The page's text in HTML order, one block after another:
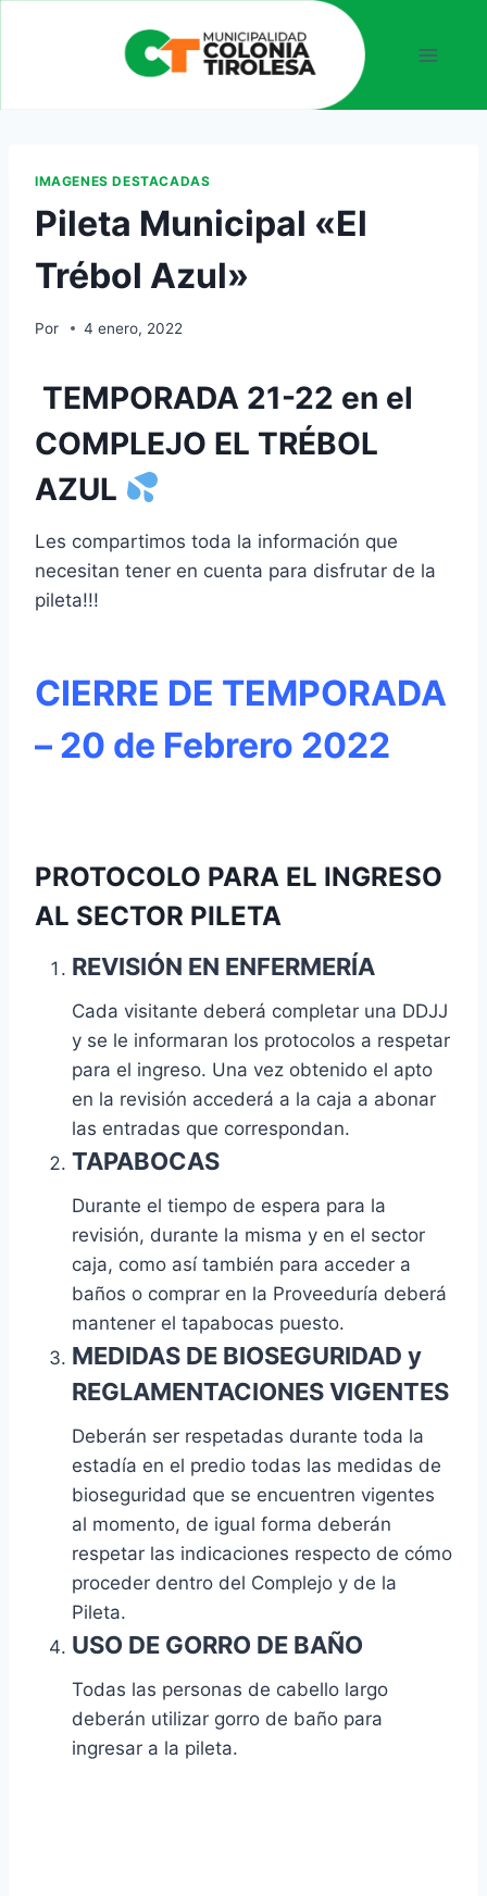
IMAGENES DESTACADAS
Pileta Municipal «El
Trébol Azul»
Por 4 enero, 2022
TEMPORADA 21-22 en el
COMPLEJO EL TRÉBOL
AZUL
Les compartimos toda la información que
necesitan tener en cuenta para disfrutar de la
pileta!!!
CIERRE DE TEMPORADA
– 20 de Febrero 2022
PROTOCOLO PARA EL INGRESO
AL SECTOR PILETA
REVISIÓN EN ENFERMERÍA
Cada visitante deberá completar una DDJJ
y se le informaran los protocolos a respetar
para el ingreso. Una vez obtenido el apto
en la revisión accederá a la caja a abonar
las entradas que correspondan.
TAPABOCAS
Durante el tiempo de espera para la
revisión, durante la misma y en el sector
caja, como así también para acceder a
baños o comprar en la Proveeduría deberá
mantener el tapabocas puesto.
MEDIDAS DE BIOSEGURIDAD y
REGLAMENTACIONES VIGENTES
Deberán ser respetadas durante toda la
estadía en el predio todas las medidas de
bioseguridad que se encuentren vigentes
al momento, de igual forma deberán
respetar las indicaciones respecto de cómo
proceder dentro del Complejo y de la
Pileta.
USO DE GORRO DE BAÑO
Todas las personas de cabello largo
deberán utilizar gorro de baño para
ingresar a la pileta.